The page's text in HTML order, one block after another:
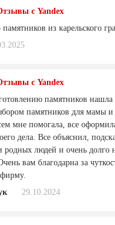
с Yandex
из карельского
с Yandex
памятников нашла
памятников для мамы
мне помогала, все
дела. Все объяснил,
родных людей и очень
вам благодарна за
фирму.
29.10.2024